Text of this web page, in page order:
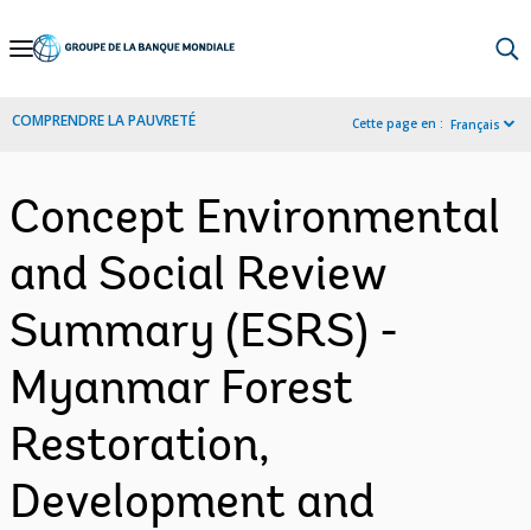
Skip
Navigation
COMPRENDRE LA PAUVRETÉ Cette page en : Français
Concept Environmental
and Social Review
Summary (ESRS) -
Myanmar Forest
Restoration,
Development and